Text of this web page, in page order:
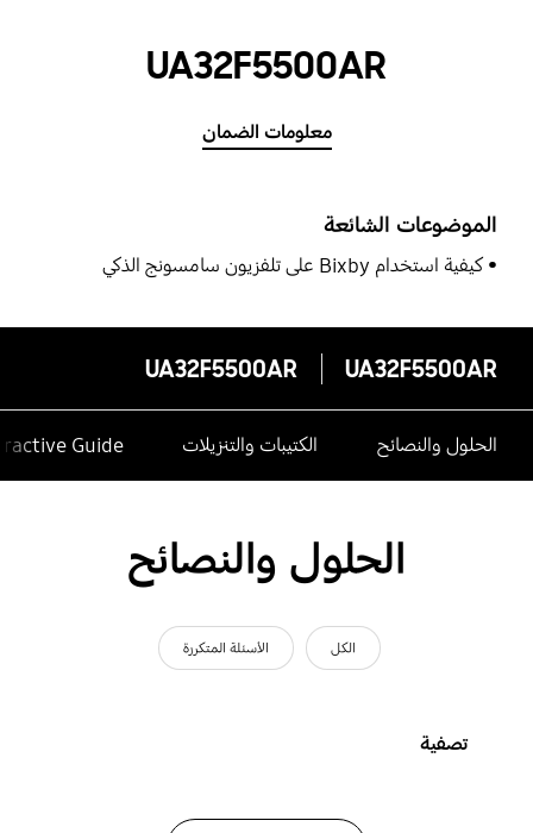
UA32F5500AR
معلومات الضمان
الموضوعات الشائعة
كيفية استخدام Bixby على تلفزيون سامسونج الذكي
UA32F5500AR
UA32F5500AR
الحلول والنصائح الكتيبات والتنزيلات Guide
الحلول والنصائح
الكل الأسئلة المتكررة
تصفية